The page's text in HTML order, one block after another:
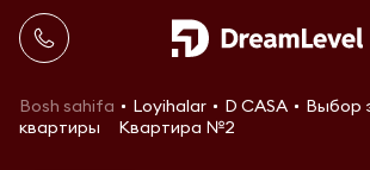
Bosh sahifa Loyihalar D CASA Выбор
квартиры
Квартира №2